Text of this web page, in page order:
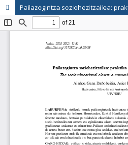
Pailazogintza soziohezitzailea: